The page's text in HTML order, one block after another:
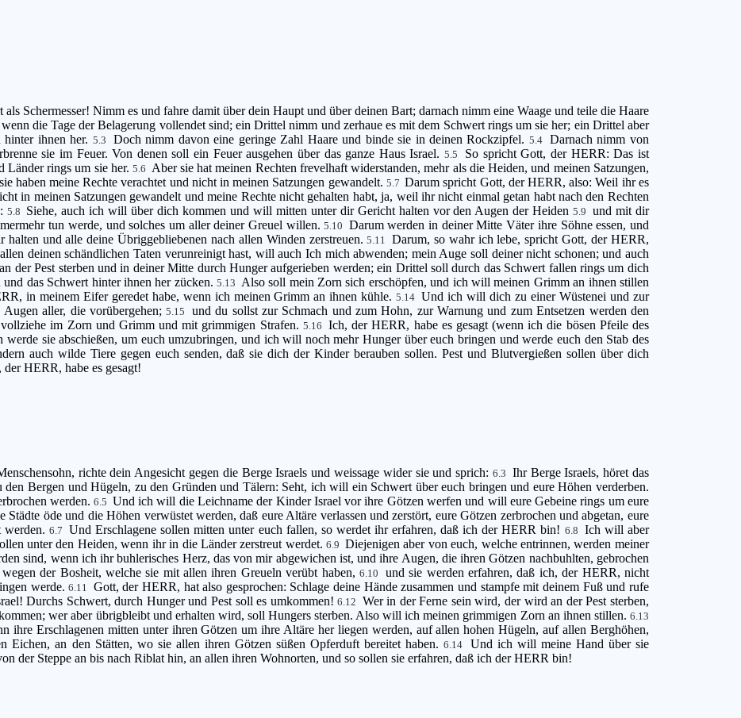
Schermesser! Nimm es und fahre damit über dein Haupt und über deinen Bart; darnach nimm eine Waage und teile die Haare
die Tage der Belagerung vollendet sind; ein Drittel nimm und zerhaue es mit dem Schwert rings um sie her; ein Drittel aber
ihnen her. 5.3 Doch nimm davon eine geringe Zahl Haare und binde sie in deinen Rockzipfel. 5.4 Darnach nimm von
sie im Feuer. Von denen soll ein Feuer ausgehen über das ganze Haus Israel. 5.5
So spricht Gott, der HERR: Das ist
Länder rings um sie her.5.6 Aber sie hat meinen Rechten frevelhaft widerstanden, mehr als die Heiden, und meinen Satzungen,
haben meine Rechte verachtet und nicht in meinen Satzungen gewandelt. 5.7 Darum spricht Gott, der HERR, also: Weil ihr es
in meinen Satzungen gewandelt und meine Rechte nicht gehalten habt, ja, weil ihr nicht einmal getan habt nach den Rechten
5.8 Siehe, auch ich will über dich kommen und will mitten unter dir Gericht halten vor den Augen der Heiden5.9
und mit dir
tun werde, und solches um aller deiner Greuel willen.5.10 Darum werden in deiner Mitte Väter ihre Söhne essen, und
und alle deine Übriggebliebenen nach allen Winden zerstreuen.5.11
Darum, so wahr ich lebe, spricht Gott, der HERR,
deinen schändlichen Taten verunreinigt hast, will auch Ich mich abwenden; mein Auge soll deiner nicht schonen; und auch
der Pest sterben und in deiner Mitte durch Hunger aufgerieben werden; ein Drittel soll durch das Schwert fallen rings um dich
das Schwert hinter ihnen her zücken.5.13 Also soll mein Zorn sich erschöpfen, und ich will meinen Grimm an ihnen stillen
in meinem Eifer geredet habe, wenn ich meinen Grimm an ihnen kühle.5.14 Und ich will dich zu einer Wüstenei und zur
Augen aller, die vorübergehen;5.15
und du sollst zur Schmach und zum Hohn, zur Warnung und zum Entsetzen werden den
im Zorn und Grimm und mit grimmigen Strafen. 5.16
Ich, der HERR, habe es gesagt (wenn ich die bösen Pfeile des
sie abschießen, um euch umzubringen, und ich will noch mehr Hunger über euch bringen und werde euch den Stab des
auch wilde Tiere gegen euch senden, daß sie dich der Kinder berauben sollen. Pest und Blutvergießen sollen über dich
HERR, habe es gesagt!
richte dein Angesicht gegen die Berge Israels und weissage wider sie und sprich:6.3 Ihr Berge Israels, höret das
Bergen und Hügeln, zu den Gründen und Tälern: Seht, ich will ein Schwert über euch bringen und eure Höhen verderben.
werden.6.5 Und ich will die Leichname der Kinder Israel vor ihre Götzen werfen und will eure Gebeine rings um eure
Städte öde und die Höhen verwüstet werden, daß eure Altäre verlassen und zerstört, eure Götzen zerbrochen und abgetan, eure
werden. 6.7 Und Erschlagene sollen mitten unter euch fallen, so werdet ihr erfahren, daß ich der HERR bin! 6.8 Ich will aber
unter den Heiden, wenn ihr in die Länder zerstreut werdet.6.9 Diejenigen aber von euch, welche entrinnen, werden meiner
sind, wenn ich ihr buhlerisches Herz, das von mir abgewichen ist, und ihre Augen, die ihren Götzen nachbuhlten, gebrochen
der Bosheit, welche sie mit allen ihren Greueln verübt haben,6.10
und sie werden erfahren, daß ich, der HERR, nicht
werde.6.11
Gott, der HERR, hat also gesprochen: Schlage deine Hände zusammen und stampfe mit deinem Fuß und rufe
Durchs Schwert, durch Hunger und Pest soll es umkommen!6.12 Wer in der Ferne sein wird, der wird an der Pest sterben,
wer aber übrigbleibt und erhalten wird, soll Hungers sterben. Also will ich meinen grimmigen Zorn an ihnen stillen. 6.13
ihre Erschlagenen mitten unter ihren Götzen um ihre Altäre her liegen werden, auf allen hohen Hügeln, auf allen Berghöhen,
Eichen, an den Stätten, wo sie allen ihren Götzen süßen Opferduft bereitet haben. 6.14
Und ich will meine Hand über sie
der Steppe an bis nach Riblat hin, an allen ihren Wohnorten, und so sollen sie erfahren, daß ich der HERR bin!